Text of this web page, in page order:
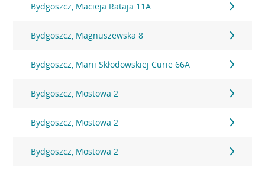
Bydgoszcz, Macieja Rataja 11A
Bydgoszcz, Magnuszewska 8
Bydgoszcz, Marii Skłodowskiej Curie 66A
Bydgoszcz, Mostowa 2
Bydgoszcz, Mostowa 2
Bydgoszcz, Mostowa 2